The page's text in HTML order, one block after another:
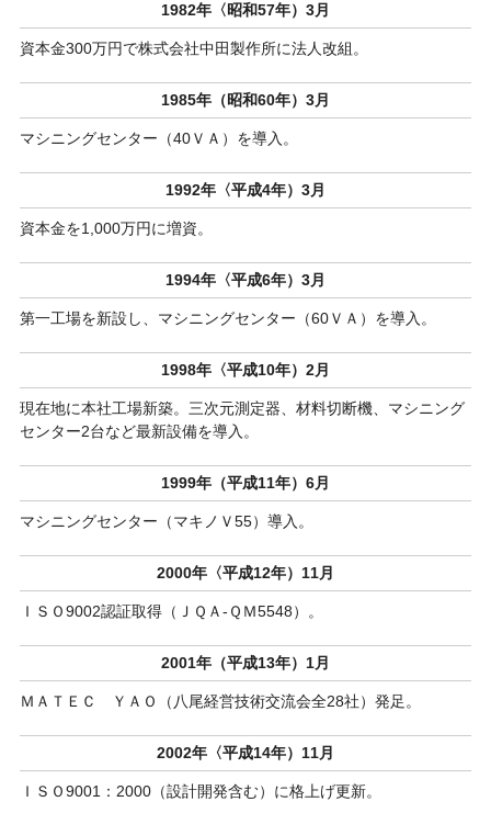
1982年〈昭和57年）3月
資本金300万円で株式会社中田製作所に法人改組。
1985年（昭和60年）3月
マシニングセンター（40ＶＡ）を導入。
1992年〈平成4年）3月
資本金を1,000万円に増資。
1994年〈平成6年）3月
第一工場を新設し、マシニングセンター（60ＶＡ）を導入。
1998年〈平成10年）2月
現在地に本社工場新築。三次元測定器、材料切断機、マシニング
センター2台など最新設備を導入。
1999年（平成11年）6月
マシニングセンター（マキノＶ55）導入。
2000年〈平成12年）11月
ＩＳＯ9002認証取得（ＪＱＡ-ＱＭ5548）。
2001年（平成13年）1月
ＭＡＴＥＣ ＹＡＯ（八尾経営技術交流会全28社）発足。
2002年〈平成14年）11月
ＩＳＯ9001：2000（設計開発含む）に格上げ更新。